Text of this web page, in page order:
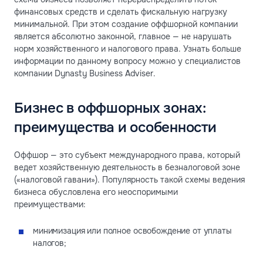
финансовых средств и сделать фискальную нагрузку
минимальной. При этом создание оффшорной компании
является абсолютно законной, главное — не нарушать
норм хозяйственного и налогового права. Узнать больше
информации по данному вопросу можно у специалистов
компании Dynasty Business Adviser.
Бизнес в оффшорных зонах:
преимущества и особенности
Оффшор — это субъект международного права, который
ведет хозяйственную деятельность в безналоговой зоне
(«налоговой гавани»). Популярность такой схемы ведения
бизнеса обусловлена его неоспоримыми
преимуществами:
минимизация или полное освобождение от уплаты
налогов;